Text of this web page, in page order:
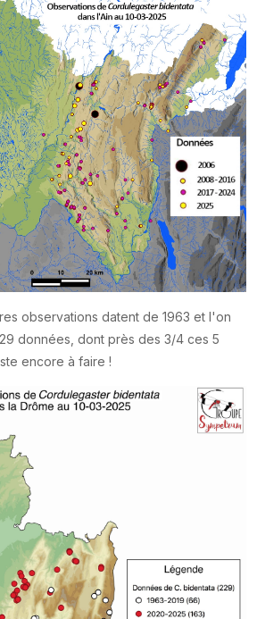
observations datent de 1963 et l'on
données, dont près des 3/4 ces 5
encore à faire !